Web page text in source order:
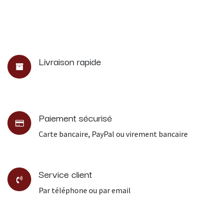
Livraison rapide
Paiement sécurisé
Carte bancaire, PayPal ou virement bancaire
Service client
Par téléphone ou par email